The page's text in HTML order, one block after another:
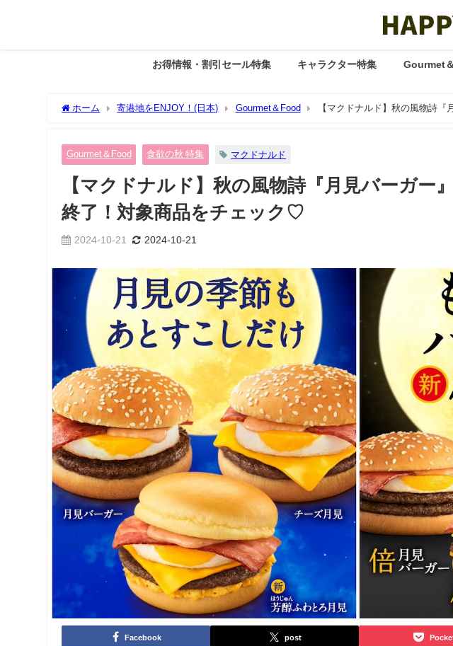
お得情報・割引セール特集 キャラクター特集 Gourmet
ホーム 寄港地をENJOY！(日本) Gourmet＆Food
【マクドナルド】秋の風物詩『
Gourmet＆Food 食欲の秋 特集 マクドナルド
【マクドナルド】秋の風物詩『月見バーガー
終了！対象商品をチェック♡
2024-10-21 2024-10-21
Facebook post